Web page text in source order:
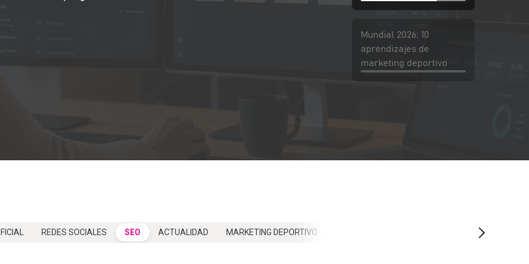
Mundial 2026: 10
aprendizajes de
marketing deportivo
REDES SOCIALES SEO ACTUALIDAD MARKETING DEPORTIVO METRICAS